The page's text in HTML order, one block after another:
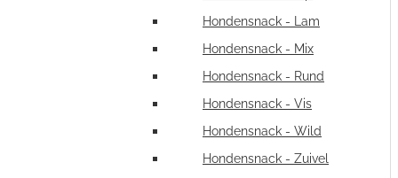
Hondensnack - Lam
Hondensnack - Mix
Hondensnack - Rund
Hondensnack - Vis
Hondensnack - Wild
Hondensnack - Zuivel